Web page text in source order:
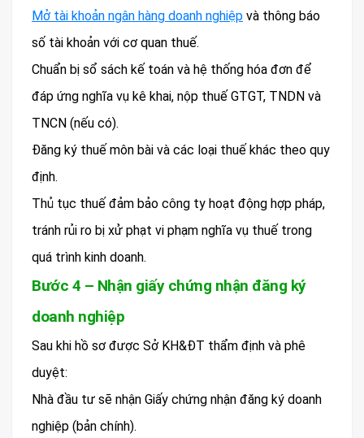
Mở tài khoản ngân hàng doanh nghiệp và thông báo
số tài khoản với cơ quan thuế.
Chuẩn bị sổ sách kế toán và hệ thống hóa đơn để
đáp ứng nghĩa vụ kê khai, nộp thuế GTGT, TNDN và
TNCN (nếu có).
Đăng ký thuế môn bài và các loại thuế khác theo quy
định.
Thủ tục thuế đảm bảo công ty hoạt động hợp pháp,
tránh rủi ro bị xử phạt vi phạm nghĩa vụ thuế trong
quá trình kinh doanh.
Bước 4 – Nhận giấy chứng nhận đăng ký
doanh nghiệp
Sau khi hồ sơ được Sở KH&ĐT thẩm định và phê
duyệt:
Nhà đầu tư sẽ nhận Giấy chứng nhận đăng ký doanh
nghiệp (bản chính).